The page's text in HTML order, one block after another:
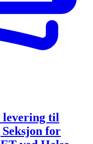
levering til
for